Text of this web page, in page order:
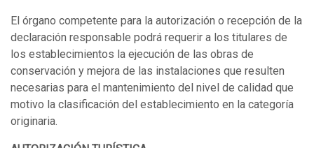
El órgano competente para la autorización o recepción de la
declaración responsable podrá requerir a los titulares de
los establecimientos la ejecución de las obras de
conservación y mejora de las instalaciones que resulten
necesarias para el mantenimiento del nivel de calidad que
motivo la clasificación del establecimiento en la categoría
originaria.